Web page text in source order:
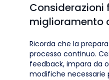
Considerazioni
miglioramento
Ricorda che la
processo continuo.
feedback, impara da
modifiche necessarie